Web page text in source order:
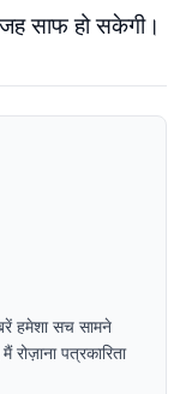
साफ हो सकेगी।
हमेशा सच सामने
पत्रकारिता